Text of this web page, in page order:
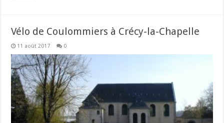
Vélo de Coulommiers à Crécy-la-Chapelle
11 août 2017 0